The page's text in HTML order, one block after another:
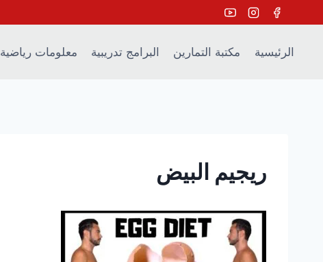
to
contentالرئيسية مكتبة التمارين البرامج تدريبية معلومات رياضية
ريجيم البيض